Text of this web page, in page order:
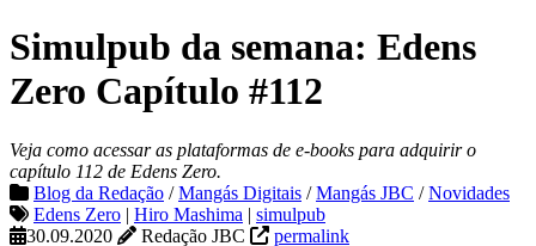
Simulpub da semana: Edens
Zero Capítulo #112
Veja como acessar as plataformas de e-books para adquirir o
capítulo 112 de Edens Zero.
Blog da Redação /Mangás Digitais /Mangás JBC /Novidades
Edens Zero | Hiro Mashima | simulpub
30.09.2020
Redação JBC permalink